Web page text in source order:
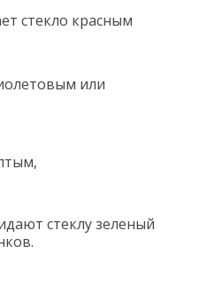
стекло красным
или
стеклу зеленый